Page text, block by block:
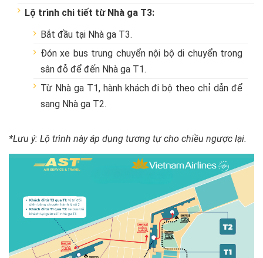
Lộ trình chi tiết từ Nhà ga T3:
Bắt đầu tại Nhà ga T3.
Đón xe bus trung chuyển nội bộ di chuyển trong
sân đỗ để đến Nhà ga T1.
Từ Nhà ga T1, hành khách đi bộ theo chỉ dẫn để
sang Nhà ga T2.
*Lưu ý: Lộ trình này áp dụng tương tự cho chiều ngược lại.